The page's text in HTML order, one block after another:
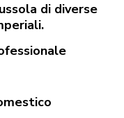
di diverse